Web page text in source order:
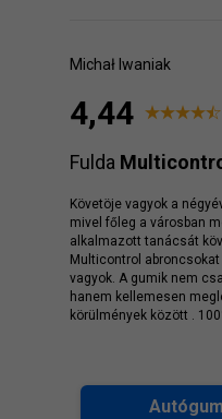
Michał Iwaniak
4,44
Fulda
Követöje vagyok a
mivel főleg a városban
alkalmazott tanácsát
Multicontrol
vagyok. A gumik nem
hanem kellemesen
körülmények között .